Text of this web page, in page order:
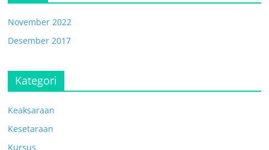
November 2022
Desember 2017
Kategori
Keaksaraan
Kesetaraan
Kursus